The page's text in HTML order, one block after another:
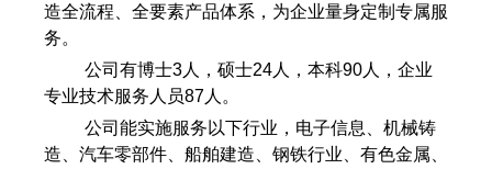
造全流程、全要素产品体系，为企业量身定制专属服
务。
公司有博士3人，硕士24人，本科90人，企业
专业技术服务人员87人。
公司能实施服务以下行业，电子信息、机械铸
造、汽车零部件、船舶建造、钢铁行业、有色金属、